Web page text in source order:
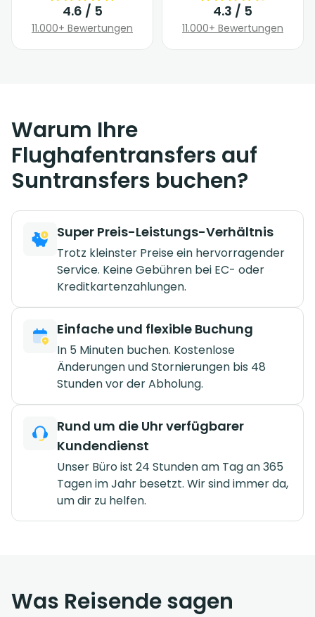
4.6 / 5
11.000+ Bewertungen
4.3 / 5
11.000+ Bewertungen
Warum Ihre
Flughafentransfers auf
Suntransfers buchen?
Super Preis-Leistungs-Verhältnis
Trotz kleinster Preise ein hervorragender
Service. Keine Gebühren bei EC- oder
Kreditkartenzahlungen.
Einfache und flexible Buchung
In 5 Minuten buchen. Kostenlose
Änderungen und Stornierungen bis 48
Stunden vor der Abholung.
Rund um die Uhr verfügbarer
Kundendienst
Unser Büro ist 24 Stunden am Tag an 365
Tagen im Jahr besetzt. Wir sind immer da,
um dir zu helfen.
Was Reisende sagen